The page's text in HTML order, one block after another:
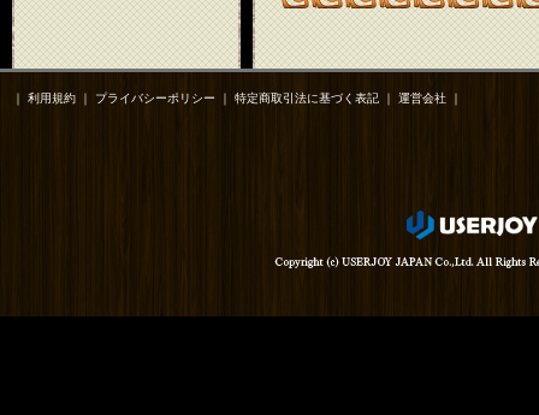
｜ 利用規約 ｜ プライバシーポリシー ｜ 特定商取引法に基づく表記 ｜ 運営会社 ｜